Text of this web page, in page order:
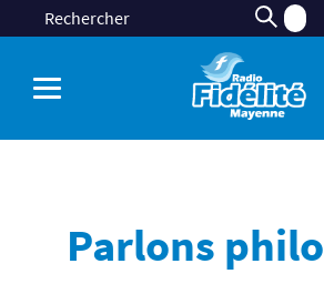
Parlons philo